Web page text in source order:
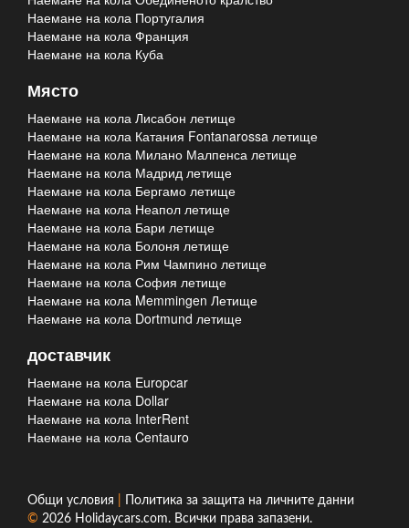
Наемане на кола Португалия
Наемане на кола Франция
Наемане на кола Куба
Място
Наемане на кола Лисабон летище
Наемане на кола Катания Fontanarossa летище
Наемане на кола Милано Малпенса летище
Наемане на кола Мадрид летище
Наемане на кола Бергамо летище
Наемане на кола Неапол летище
Наемане на кола Бари летище
Наемане на кола Болоня летище
Наемане на кола Рим Чампино летище
Наемане на кола София летище
Наемане на кола Memmingen Летище
Наемане на кола Dortmund летище
доставчик
Наемане на кола Europcar
Наемане на кола Dollar
Наемане на кола InterRent
Наемане на кола Centauro
Общи условия
Политика за защита на личните данни
© 2026 Holidaycars.com. Всички права запазени.